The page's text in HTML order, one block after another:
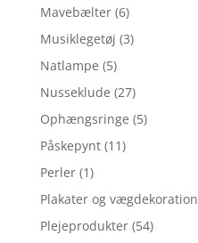
Mavebælter (6)
Musiklegetøj (3)
Natlampe (5)
Nusseklude (27)
Ophængsringe (5)
Påskepynt (11)
Perler (1)
Plakater og vægdekoration
Plejeprodukter (54)